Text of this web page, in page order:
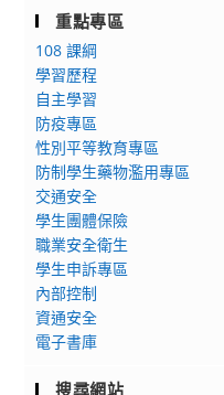
重點專區
108 課綱
學習歷程
自主學習
防疫專區
性別平等教育專區
防制學生藥物濫用專區
交通安全
學生團體保險
職業安全衛生
學生申訴專區
內部控制
資通安全
電子書庫
搜尋網站